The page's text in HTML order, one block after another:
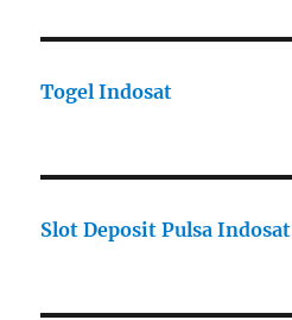
Togel Indosat
Slot Deposit Pulsa Indosat